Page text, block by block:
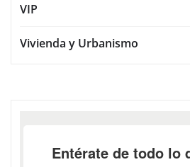
VIP
Vivienda y Urbanismo